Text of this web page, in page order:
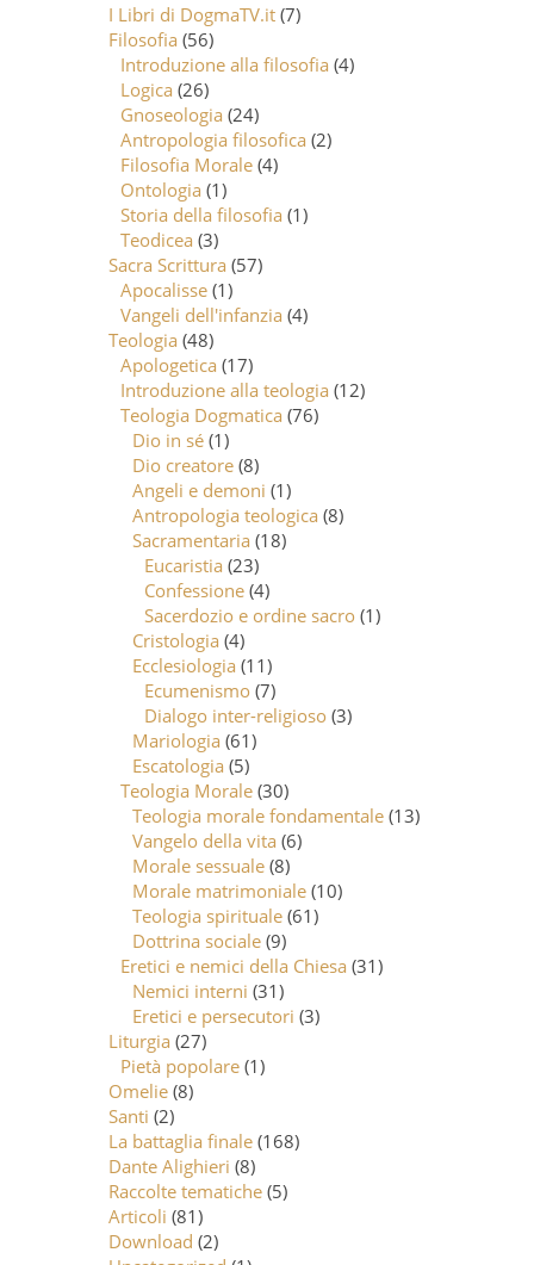
I Libri di DogmaTV.it (7)
Filosofia (56)
Introduzione alla filosofia (4)
Logica (26)
Gnoseologia (24)
Antropologia filosofica (2)
Filosofia Morale (4)
Ontologia (1)
Storia della filosofia (1)
Teodicea (3)
Sacra Scrittura (57)
Apocalisse (1)
Vangeli dell'infanzia (4)
Teologia (48)
Apologetica (17)
Introduzione alla teologia (12)
Teologia Dogmatica (76)
Dio in sé (1)
Dio creatore (8)
Angeli e demoni (1)
Antropologia teologica (8)
Sacramentaria (18)
Eucaristia (23)
Confessione (4)
Sacerdozio e ordine sacro (1)
Cristologia (4)
Ecclesiologia (11)
Ecumenismo (7)
Dialogo inter-religioso (3)
Mariologia (61)
Escatologia (5)
Teologia Morale (30)
Teologia morale fondamentale (13)
Vangelo della vita (6)
Morale sessuale (8)
Morale matrimoniale (10)
Teologia spirituale (61)
Dottrina sociale (9)
Eretici e nemici della Chiesa (31)
Nemici interni (31)
Eretici e persecutori (3)
Liturgia (27)
Pietà popolare (1)
Omelie (8)
Santi (2)
La battaglia finale (168)
Dante Alighieri (8)
Raccolte tematiche (5)
Articoli (81)
Download (2)